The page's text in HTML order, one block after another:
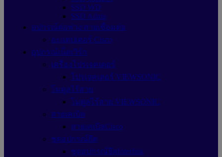
SSD WD
SSD Adata
อุปกรณ์ต่อพ่วง/สายเชื่อมต่อ
อะแดปเตอร์ Cisco
อุปกรณ์เน็ตเวิร์ก
เครื่องโปรเจคเตอร์
โปรเจคเตอร์ VIEWSONIC
โมดูลไร้สาย
โมดูลไร้สาย VIEWSONIC
สายเคเบิล
สายเคเบิลCisco
ชุดอุปกรณ์ยึด
ชุดอุปกรณ์ยึดInterlink